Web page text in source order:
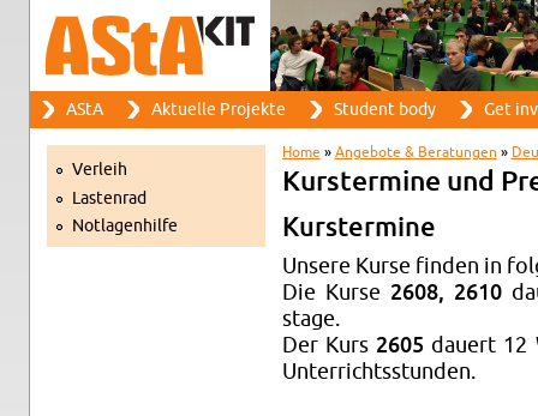
Search form
Search
Main menu
AStA Ak­tuelle Pro­jekte Stu­dent body Get
Ver­leih
Las­ten­rad
Not­la­gen­hilfe
You are here
Home » Ange­bote & Be­ratun­gen »
Kurster­mine und
Kurster­mine
Un­sere Kurse finden in
Die Kurse 2608, 2610
stage.
Der Kurs 2605 dauert 12
Un­ter­richtsstun­den.